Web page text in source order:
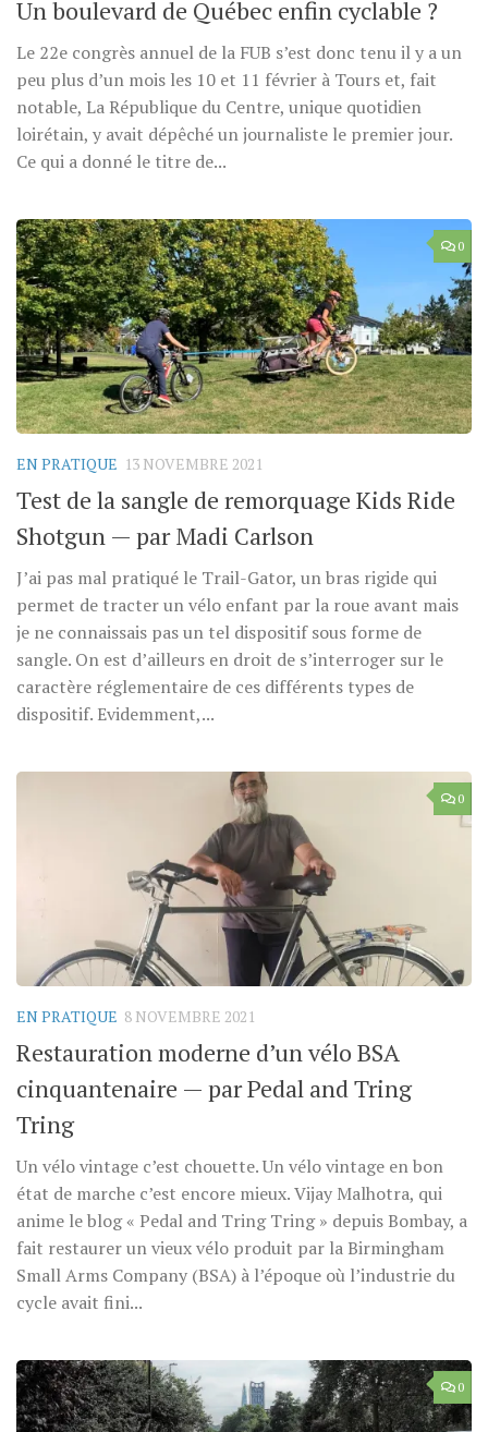
Un boulevard de Québec enfin cyclable ?
Le 22e congrès annuel de la FUB s’est donc tenu il y a un
peu plus d’un mois les 10 et 11 février à Tours et, fait
notable, La République du Centre, unique quotidien
loirétain, y avait dépêché un journaliste le premier jour.
Ce qui a donné le titre de...
0
EN PRATIQUE 13 NOVEMBRE 2021
Test de la sangle de remorquage Kids Ride
Shotgun — par Madi Carlson
J’ai pas mal pratiqué le Trail-Gator, un bras rigide qui
permet de tracter un vélo enfant par la roue avant mais
je ne connaissais pas un tel dispositif sous forme de
sangle. On est d’ailleurs en droit de s’interroger sur le
caractère réglementaire de ces différents types de
dispositif. Evidemment,...
0
EN PRATIQUE 8 NOVEMBRE 2021
Restauration moderne d’un vélo BSA
cinquantenaire — par Pedal and Tring
Tring
Un vélo vintage c’est chouette. Un vélo vintage en bon
état de marche c’est encore mieux. Vijay Malhotra, qui
anime le blog « Pedal and Tring Tring » depuis Bombay, a
fait restaurer un vieux vélo produit par la Birmingham
Small Arms Company (BSA) à l’époque où l’industrie du
cycle avait fini...
0